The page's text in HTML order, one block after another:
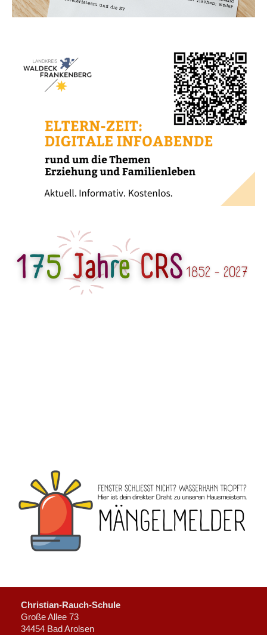
Christian-Rauch-Schule
Große Allee 73
34454 Bad Arolsen